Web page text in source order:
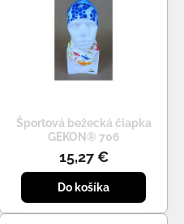
Športová bežecká čiapka
GEKON® 706
15,27 €
Do košíka